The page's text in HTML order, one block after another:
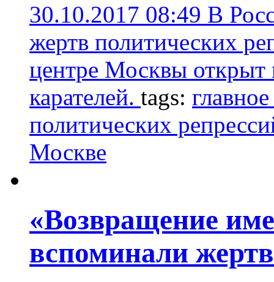
30.10.2017 08:49 В
жертв политических
центре Москвы открыт
карателей. tags:
политических
Москве
«Возвращение
вспоминали